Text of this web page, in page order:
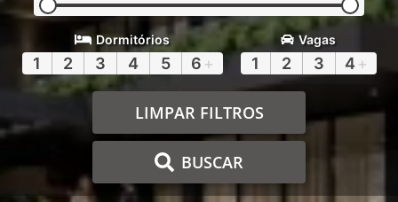
Dormitórios
1 2 3 4 5 6 +
Vagas
1 2 3 4 +
LIMPAR FILTROS
BUSCAR